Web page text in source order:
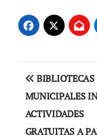
de
entradas
BIBLIOTECAS
MUNICIPALES
ACTIVIDADES
GRATUITAS A